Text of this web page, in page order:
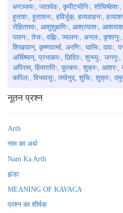
धनञ्जयः, जातवेदः, कृपीटयोनिः,
हुताशः, हुताशनः, हविर्भुक्, हव्यवाहनः,
रोहिताश्वः, आशुशुक्षणिः, आश्रयाशः,
पावनः, तेजः, वह्निः, ज्वलनः, अनलः,
शिखावान्, कृष्णवर्त्मा, अरणिः, घासिः,
अर्चिष्मान्, प्रभाकरः, छिदिरः, शुन्ध्युः, जगनुः,
अपित्तम्, हिमारातिः, फुत्करः, शुक्रः, आशरः,
कपिलः, विभावसुः, तमोनुद्, शुचिः, शुक्रः,
नूतन प्रश्न
Arth
नाम का अर्थ
Nam Ka Arth
झंडा
MEANING OF KAVACA
प्रश्न का शीर्षक